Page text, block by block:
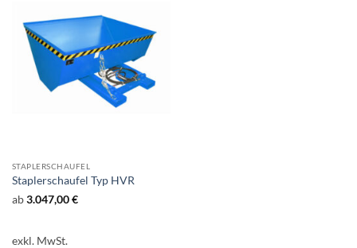
STAPLERSCHAUFEL
Staplerschaufel Typ HVR
ab3.047,00€
exkl. MwSt.